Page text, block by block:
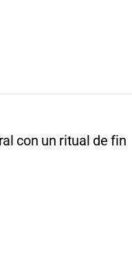
con un ritual de fin